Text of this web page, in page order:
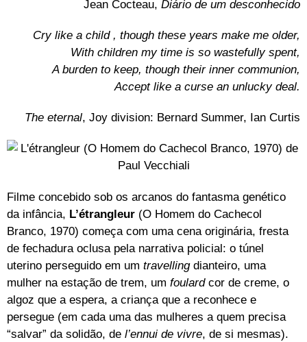
Jean Cocteau, Diário de um desconhecido
Cry like a child , though these years make me older,
With children my time is so wastefully spent,
A burden to keep, though their inner communion,
Accept like a curse an unlucky deal.
The eternal, Joy division: Bernard Summer, Ian Curtis
Filme concebido sob os arcanos do fantasma genético
da infância, L’étrangleur (O Homem do Cachecol
Branco, 1970) começa com uma cena originária, fresta
de fechadura oclusa pela narrativa policial: o túnel
uterino perseguido em um travellingdianteiro, uma
mulher na estação de trem, um foulard cor de creme, o
algoz que a espera, a criança que a reconhece e
persegue (em cada uma das mulheres a quem precisa
“salvar” da solidão, de l’ennui de vivre, de si mesmas).